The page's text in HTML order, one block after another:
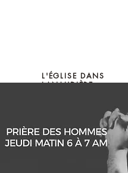
L'ÉGLISE DANS
LANAUDIÈRE